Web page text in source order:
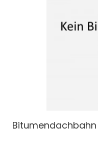
Bitumendachbahn